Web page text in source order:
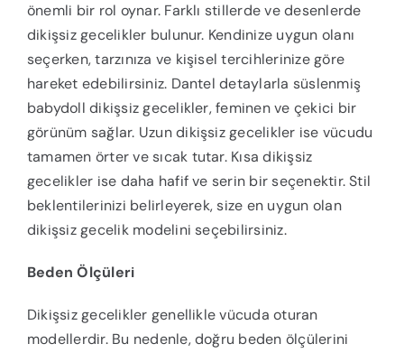
önemli bir rol oynar. Farklı stillerde ve desenlerde
dikişsiz gecelikler bulunur. Kendinize uygun olanı
seçerken, tarzınıza ve kişisel tercihlerinize göre
hareket edebilirsiniz. Dantel detaylarla süslenmiş
babydoll dikişsiz gecelikler, feminen ve çekici bir
görünüm sağlar. Uzun dikişsiz gecelikler ise vücudu
tamamen örter ve sıcak tutar. Kısa dikişsiz
gecelikler ise daha hafif ve serin bir seçenektir. Stil
beklentilerinizi belirleyerek, size en uygun olan
dikişsiz gecelik modelini seçebilirsiniz.
Beden Ölçüleri
Dikişsiz gecelikler genellikle vücuda oturan
modellerdir. Bu nedenle, doğru beden ölçülerini